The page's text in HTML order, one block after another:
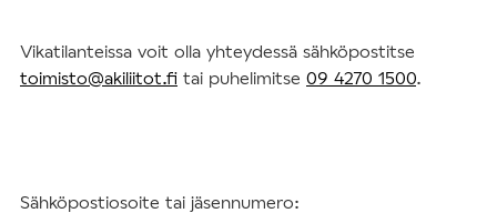
Vikatilanteissa voit olla yhteydessä sähköpostitse
toimisto@akiliitot.fi tai puhelimitse 09 4270 1500.
Sähköpostiosoite tai jäsennumero: